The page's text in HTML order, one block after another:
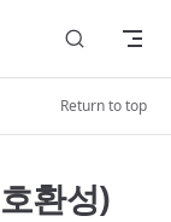
Return to top
환성)